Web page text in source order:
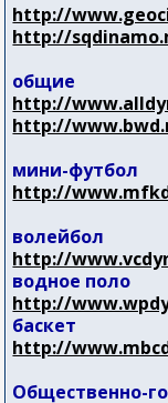
http://
http://
общие
http://
http://
мини-футбол
http://
волейбол
http://
водное поло
http://
баскет
http://
Общественно-